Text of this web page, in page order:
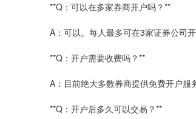
**Q：可以在多家券商开户吗？**
A：可以。每人最多可在3家证券公司
**Q：开户需要收费吗？**
A：目前绝大多数券商提供免费开户服
**Q：开户后多久可以交易？**